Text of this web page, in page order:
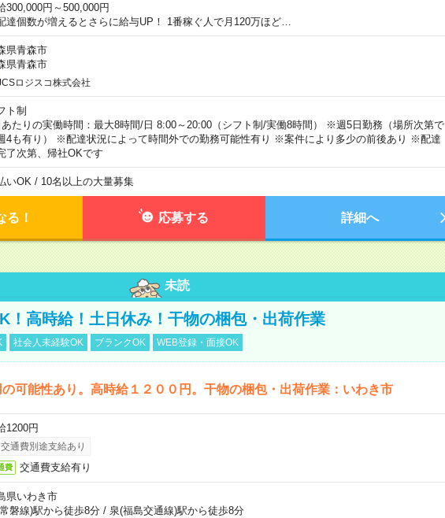
300,000円～500,000円
達個数が増えるとさらに給与UP！ 1番稼ぐ人で月120万ほど…
県青森市
県青森市
ロジスコ株式会社
ト制
あたりの実働時間：最大8時間/日 8:00～20:00（シフト制/実働8時間） ※週5日勤務（場所次第で
4も有り） ※配達状況によって時間外での勤務可能性有り ※案件により多少の前後あり ※配達
了次第、帰社OKです
いOK / 10名以上の大量募集
る！ 応募する 詳細へ
未読
！高時給！土日休み！干物の梱包・出荷作業
社会人未経験OK ブランクOK WEB登録・面接OK
可能性あり。高時給１２００円。干物の梱包・出荷作業：いわき市
1200円
交通費別途支給あり
費 交通費支給有り
県いわき市
磐線)駅から徒歩8分/ 泉(福島交通線)駅から徒歩8分